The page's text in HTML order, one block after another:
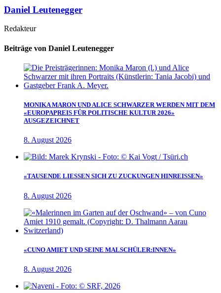
Daniel Leutenegger
Redakteur
Beiträge von Daniel Leutenegger
MONIKA MARON UND ALICE SCHWARZER WERDEN MIT DEM
«EUROPAPREIS FÜR POLITISCHE KULTUR 2026»
AUSGEZEICHNET
8. August 2026
«TAUSENDE LIESSEN SICH ZU ZUCKUNGEN HINREISSEN»
8. August 2026
«CUNO AMIET UND SEINE MALSCHÜLER:INNEN»
8. August 2026